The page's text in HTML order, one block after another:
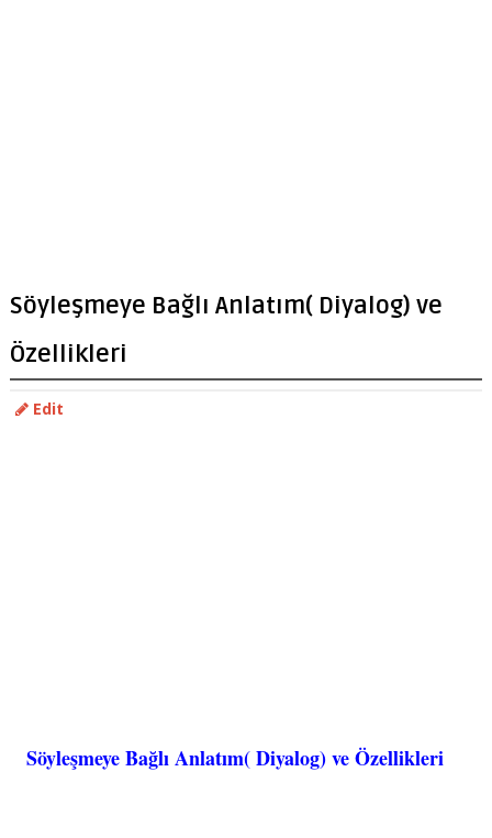
Söyleşmeye Bağlı Anlatım( Diyalog) ve
Özellikleri
Edit
Söyleşmeye Bağlı Anlatım( Diyalog) ve Özellikleri